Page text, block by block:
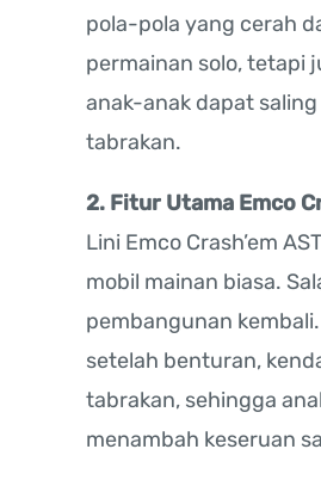
pola-pola yang cerah
permainan solo, tetapi
anak-anak dapat
tabrakan.
2. Fitur Utama Emco
Lini Emco Crash’em
mobil mainan biasa.
pembangunan
setelah benturan,
tabrakan, sehingga
menambah keseruan